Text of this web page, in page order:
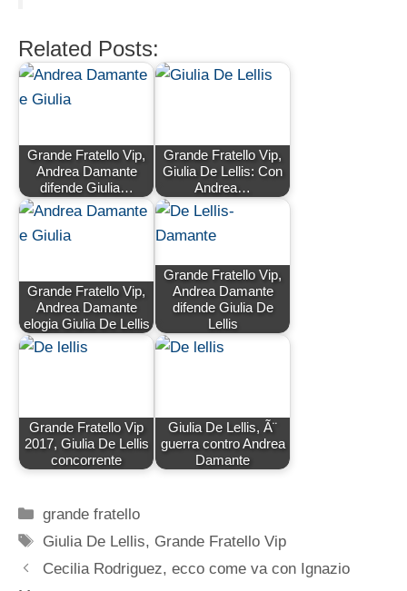
Related Posts:
Grande Fratello Vip,
Andrea Damante
difende Giulia…
Grande Fratello Vip,
Giulia De Lellis: Con
Andrea…
Grande Fratello Vip,
Andrea Damante
elogia Giulia De Lellis
Grande Fratello Vip,
Andrea Damante
difende Giulia De
Lellis
Grande Fratello Vip
2017, Giulia De Lellis
concorrente
Giulia De Lellis, Ã¨
guerra contro Andrea
Damante
Categorie
grande fratello
Tag
Giulia De Lellis, Grande Fratello Vip
Cecilia Rodriguez, ecco come va con Ignazio